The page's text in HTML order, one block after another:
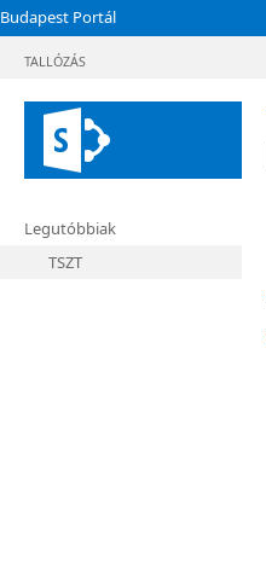
Budapest Portál
TALLÓZÁS
Legutóbbiak
TSZT